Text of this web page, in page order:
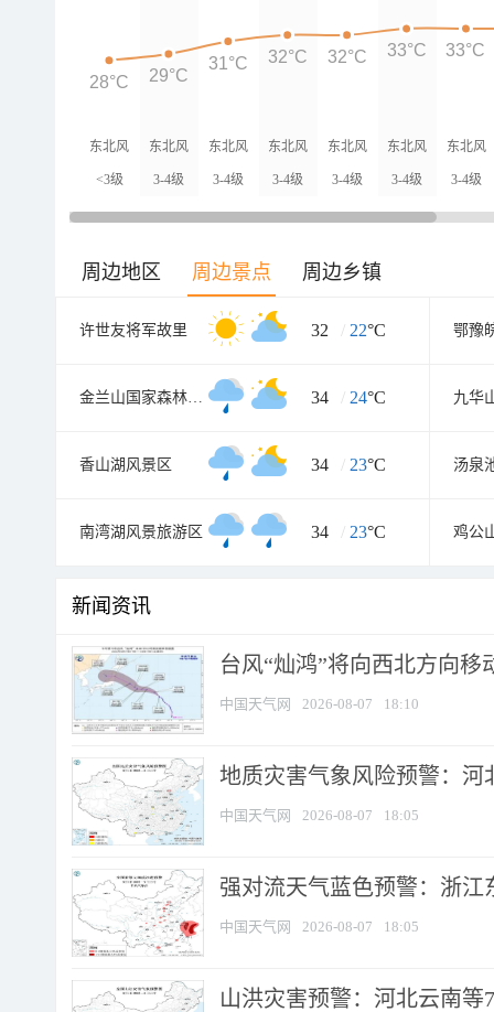
东北风
<3级
东北风
3-4级
东北风
3-4级
东北风
3-4级
东北风
3-4级
东北风
3-4级
东北风
3-4级
28°C 29°C
31°C 32°C 32°C 33°C 33°C
周边地区 周边景点 周边乡镇
许世友将军故里 32 / 22°C
金兰山国家森林公园 34 / 24°C 九华
香山湖风景区 34 / 23°C 汤泉
南湾湖风景旅游区 34 / 23°C
新闻资讯
台风“灿鸿”将向西北方向移
中国天气网 2026-08-07 18:10
地质灾害气象风险预警：河
中国天气网 2026-08-07 18:05
强对流天气蓝色预警：浙江
中国天气网 2026-08-07 18:05
山洪灾害预警：河北云南